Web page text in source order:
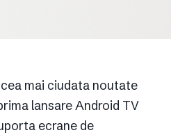
mai ciudata noutate
lansare Android TV
ecrane de